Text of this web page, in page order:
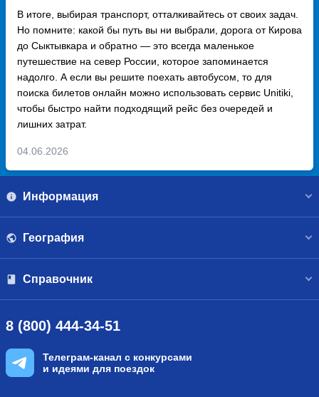
В итоге, выбирая транспорт, отталкивайтесь от своих задач.
Но помните: какой бы путь вы ни выбрали, дорога от Кирова
до Сыктывкара и обратно — это всегда маленькое
путешествие на север России, которое запоминается
надолго. А если вы решите поехать автобусом, то для
поиска билетов онлайн можно использовать сервис Unitiki,
чтобы быстро найти подходящий рейс без очередей и
лишних затрат.
04.06.2026
Информация
География
Справочник
8 (800) 444-34-51
Телеграм-канал с конкурсами
и идеями для поездок